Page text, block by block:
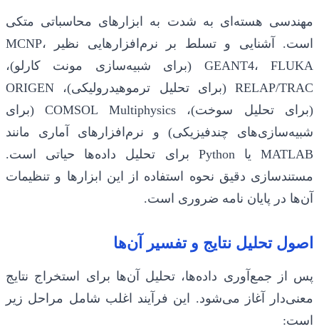
مهندسی هسته‌ای به شدت به ابزارهای محاسباتی متکی
است. آشنایی و تسلط بر نرم‌افزارهایی نظیر MCNP،
GEANT4، FLUKA (برای شبیه‌سازی مونت کارلو)،
RELAP/TRAC (برای تحلیل ترموهیدرولیکی)، ORIGEN
(برای تحلیل سوخت)، COMSOL Multiphysics (برای
شبیه‌سازی‌های چندفیزیکی) و نرم‌افزارهای آماری مانند
MATLAB یا Python برای تحلیل داده‌ها حیاتی است.
مستندسازی دقیق نحوه استفاده از این ابزارها و تنظیمات
آن‌ها در پایان نامه ضروری است.
اصول تحلیل نتایج و تفسیر آن‌ها
پس از جمع‌آوری داده‌ها، تحلیل آن‌ها برای استخراج نتایج
معنی‌دار آغاز می‌شود. این فرآیند اغلب شامل مراحل زیر
است: